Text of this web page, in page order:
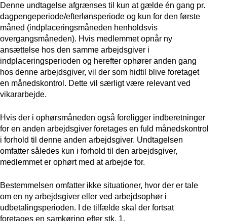
Denne undtagelse afgrænses til kun at gælde én gang pr.
dagpengeperiode/efterlønsperiode og kun for den første
måned (indplaceringsmåneden henholdsvis
overgangsmåneden). Hvis medlemmet opnår ny
ansættelse hos den samme arbejdsgiver i
indplaceringsperioden og herefter ophører anden gang
hos denne arbejdsgiver, vil der som hidtil blive foretaget
en månedskontrol. Dette vil særligt være relevant ved
vikararbejde.
Hvis der i ophørsmåneden også foreligger indberetninger
for en anden arbejdsgiver foretages en fuld månedskontrol
i forhold til denne anden arbejdsgiver. Undtagelsen
omfatter således kun i forhold til den arbejdsgiver,
medlemmet er ophørt med at arbejde for.
Bestemmelsen omfatter ikke situationer, hvor der er tale
om en ny arbejdsgiver eller ved arbejdsophør i
udbetalingsperioden. I de tilfælde skal der fortsat
foretages en samkøring efter stk. 1.